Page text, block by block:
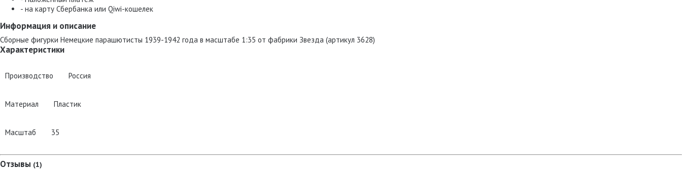
- на карту Сбербанка или Qiwi-кошелек
Информация и описание
Сборные фигурки Немецкие парашютисты 1939-1942 года в масштабе 1:35 от фабрики Звезда (артикул 3628)
Характеристики
Производство Россия
Материал Пластик
Масштаб 35
Отзывы (1)